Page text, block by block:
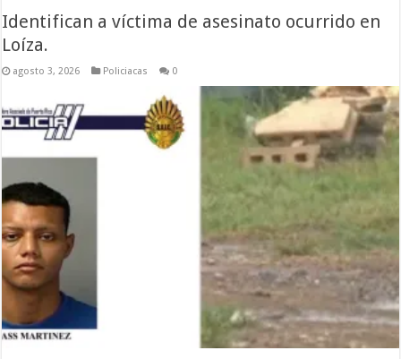
Identifican a víctima de asesinato ocurrido en
Loíza.
agosto 3, 2026 Policiacas 0